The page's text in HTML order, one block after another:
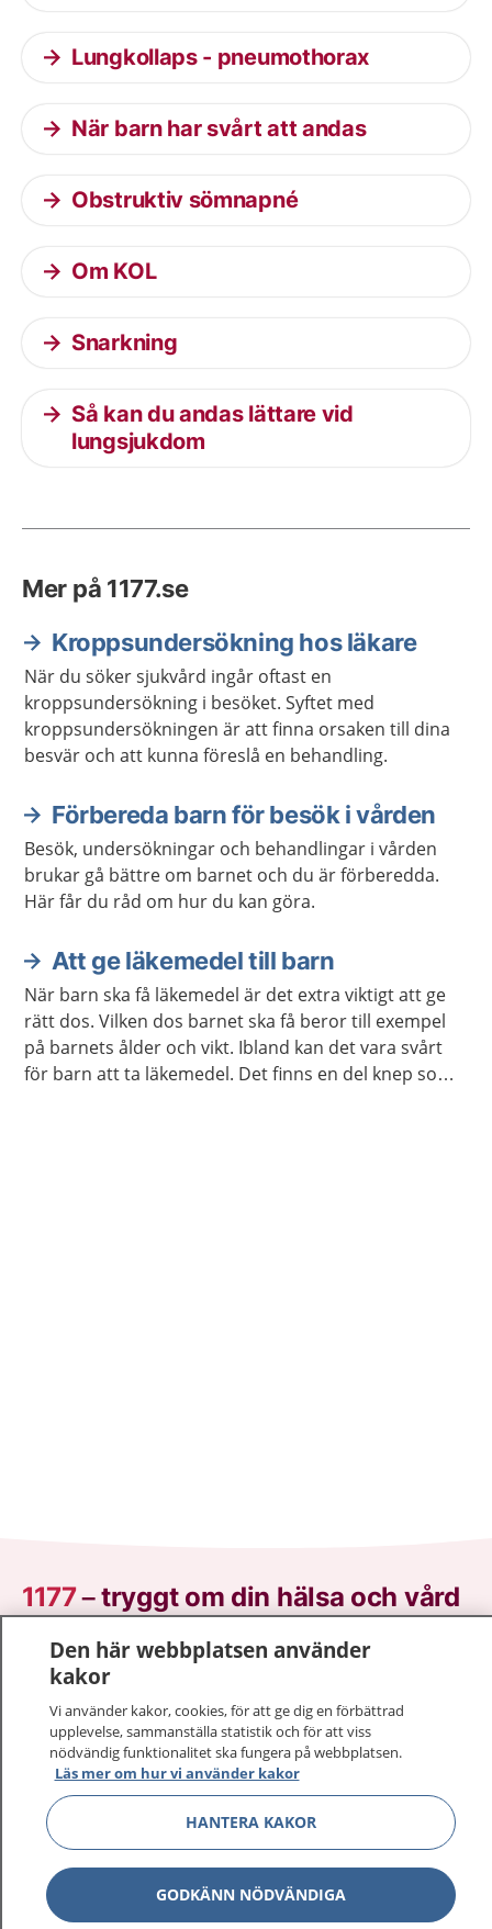
Lungkollaps - pneumothorax
När barn har svårt att andas
Obstruktiv sömnapné
Om KOL
Snarkning
Så kan du andas lättare vid
lungsjukdom
Mer på 1177.se
Kroppsundersökning hos läkare
När du söker sjukvård ingår oftast en
kroppsundersökning i besöket. Syftet med
kroppsundersökningen är att finna orsaken till dina
besvär och att kunna föreslå en behandling.
Förbereda barn för besök i vården
Besök, undersökningar och behandlingar i vården
brukar gå bättre om barnet och du är förberedda.
Här får du råd om hur du kan göra.
Att ge läkemedel till barn
När barn ska få läkemedel är det extra viktigt att ge
rätt dos. Vilken dos barnet ska få beror till exempel
på barnets ålder och vikt. Ibland kan det vara svårt
för barn att ta läkemedel. Det finns en del knep som
1177–tryggt om din hälsa och vård
På 1177.se får du råd om hälsa och information om
sjukdomar och vilka mottagningar du kan kontakta.
Logga in för att läsa din journal och göra dina
vårdärenden. Ring telefonnummer 1177 för
sjukvårdsrådgivning dygnet runt.
1177 ger dig råd när du vill må bättre.
Visa
Den här webbplatsen använder
kakor
Vi använder kakor, cookies, för att ge dig en förbättrad
upplevelse, sammanställa statistik och för att viss
nödvändig funktionalitet ska fungera på webbplatsen.
Läs mer om hur vi använder kakor
HANTERA KAKOR
GODKÄNN NÖDVÄNDIGA